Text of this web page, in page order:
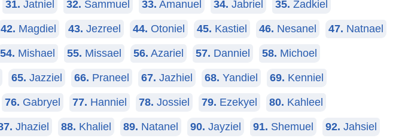
31. Jatniel 32. Sammuel 33. Amanuel 34. Jabriel 35. Zadkiel
42. Magdiel 43. Jezreel 44. Otoniel 45. Kastiel 46. Nesanel 47. Natnael
54. Mishael 55. Missael 56. Azariel 57. Danniel 58. Michoel
65. Jazziel 66. Praneel 67. Jazhiel 68. Yandiel 69. Kenniel
76. Gabryel 77. Hanniel 78. Jossiel 79. Ezekyel 80. Kahleel
Jhaziel 88. Khaliel 89. Natanel 90. Jayziel 91. Shemuel 92. Jahsiel